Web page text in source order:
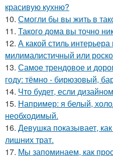
красивую кухню?
10. Смогли бы вы жить в
11. Такого дома вы точно
12. А какой стиль
милималистичный или
13. Самое трендовое и
году: тёмно - бирюзовый,
14. Что будет, если
15. Например: я белый,
необходимый.
16. Девушка показывает,
лишних трат.
17. Мы запоминаем, как